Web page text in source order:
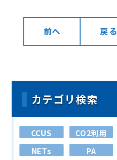
前へ 戻る
カテゴリ検索
CCUS CO2利用
NETs
PA